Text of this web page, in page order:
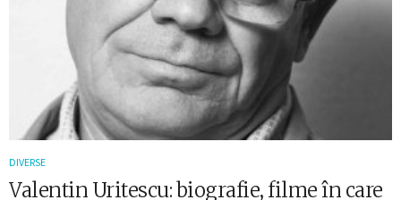
DIVERSE
Valentin Uritescu: biografie, filme în care